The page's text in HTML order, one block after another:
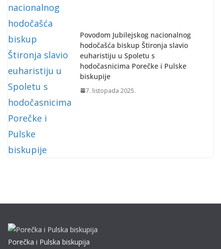
Povodom Jubilejskog nacionalnog
hodočašća biskup Štironja slavio
euharistiju u Spoletu s
hodočasnicima Porečke i Pulske
biskupije
7. listopada 2025.
Porečka i Pulska biskupija